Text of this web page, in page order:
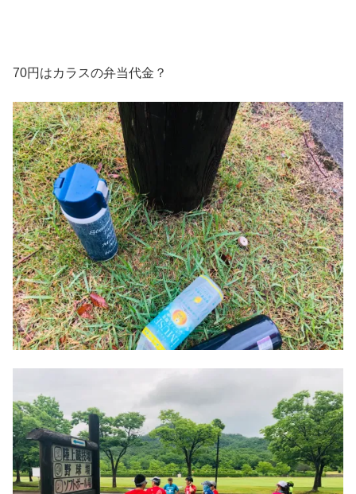
70円はカラスの弁当代金？